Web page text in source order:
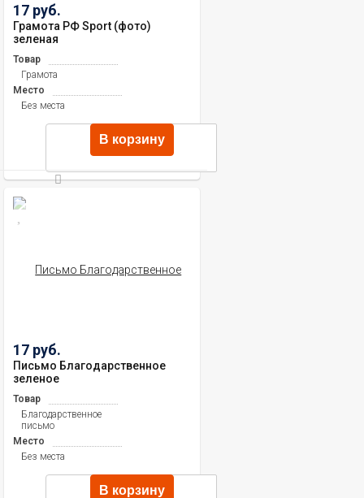
17 руб.
Грамота РФ Sport (фото)
зеленая
Товар
Грамота
Место
Без места
В корзину
17 руб.
Письмо Благодарственное
зеленое
Товар
Благодарственное
письмо
Место
Без места
В корзину